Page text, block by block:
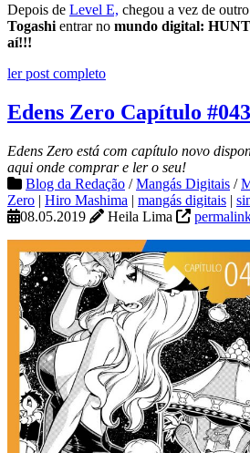
Depois de Level E, chegou a vez de
Togashi entrar no mundo digital:
aí!!!
ler post completo
Edens Zero Capítulo
Edens Zero está com capítulo novo
aqui onde comprar e ler o seu!
Blog da Redação /Mangás Digitais /
Zero | Hiro Mashima | mangás digitais |
08.05.2019
Heila Lima